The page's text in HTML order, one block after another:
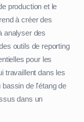
production et le
à créer des
analyser des
outils de reporting
pour les
travaillent dans les
de l'étang de
dans un